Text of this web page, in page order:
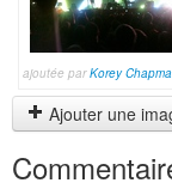
ajoutée parKorey
Ajouter une